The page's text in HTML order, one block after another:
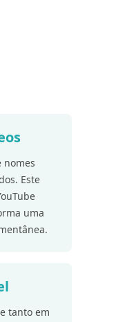
nomes
Este
uma
tanto em